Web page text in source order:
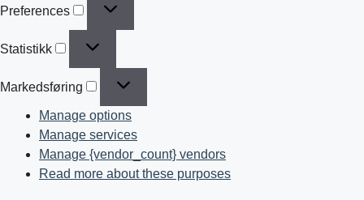
Preferences
Statistikk
Markedsføring
Manage options
Manage services
Manage {vendor_count} vendors
Read more about these purposes